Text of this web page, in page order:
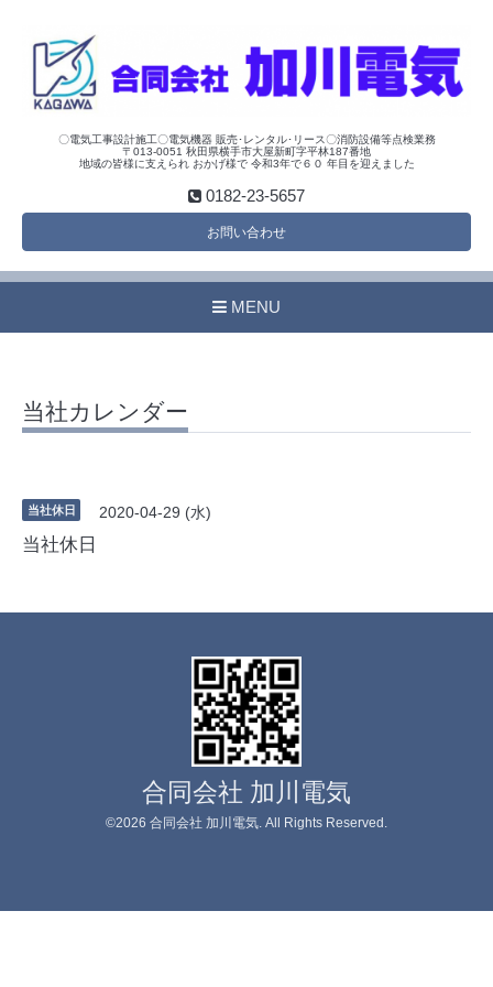
〇電気工事設計施工〇電気機器 販売･レンタル･リース〇消防設備等点検業務
〒013-0051 秋田県横手市大屋新町字平林187番地
地域の皆様に支えられ おかげ様で 令和3年で６０ 年目を迎えました
0182-23-5657
お問い合わせ
MENU
当社カレンダー
当社休日 2020-04-29 (水)
当社休日
合同会社 加川電気
©2026 合同会社 加川電気 . All Rights Reserved.